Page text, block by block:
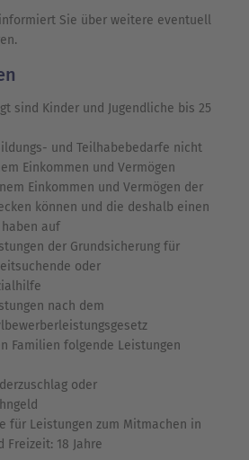
Sie über weitere eventuell
sind Kinder und Jugendliche bis 25
und Teilhabebedarfe nicht
Einkommen und Vermögen
Einkommen und Vermögen der
können und die deshalb einen
auf
der Grundsicherung für
oder
nach dem
Familien folgende Leistungen
oder
für Leistungen zum Mitmachen in
Freizeit: 18 Jahre